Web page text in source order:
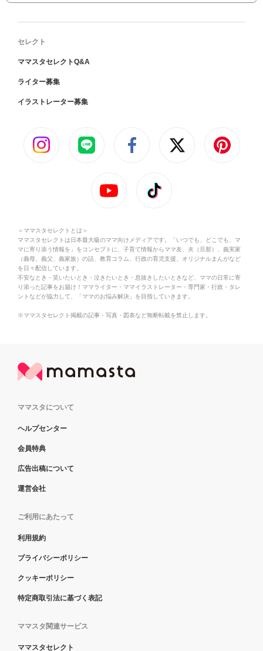
セレクト
ママスタセレクトQ&A
ライター募集
イラストレーター募集
＜ママスタセレクトとは＞
ママスタセレクトは日本最大級のママ向けメディアです。「いつでも、どこでも、マ
マに寄り添う情報を」をコンセプトに、子育て情報からママ友、夫（旦那）、義実家
（義母、義父、義家族）の話、教育コラム、行政の育児支援、オリジナルまんがなど
を日々配信しています。
不安なとき・笑いたいとき・泣きたいとき・息抜きしたいときなど、ママの日常に寄
り添った記事をお届け！ママライター・ママイラストレーター・専門家・行政・タレ
ントなどが協力して、「ママのお悩み解決」を目指していきます。
※ママスタセレクト掲載の記事・写真・図表など無断転載を禁止します。
ママスタについて
ヘルプセンター
会員特典
広告出稿について
運営会社
ご利用にあたって
利用規約
プライバシーポリシー
クッキーポリシー
特定商取引法に基づく表記
ママスタ関連サービス
ママスタセレクト